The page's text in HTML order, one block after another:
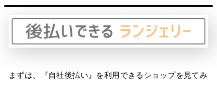
まずは、『自社後払い』を利用できるショップを見てみ